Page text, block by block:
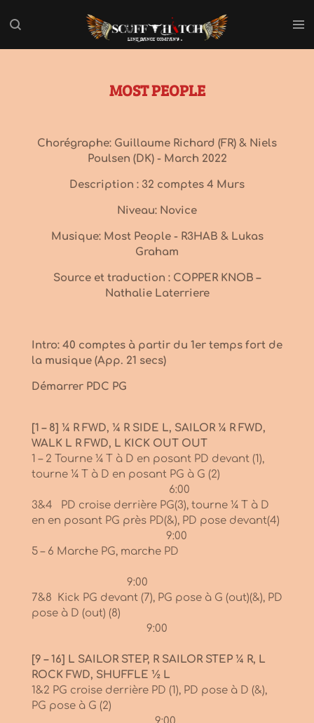
au
MOST PEOPLE
Chorégraphe: Guillaume Richard (FR) & Niels
Poulsen (DK) - March 2022
Description : 32 comptes 4 Murs
Niveau: Novice
Musique: Most People - R3HAB & Lukas
Graham
Source et traduction : COPPER KNOB –
Nathalie Laterriere
Intro: 40 comptes à partir du 1er temps fort de
la musique (App. 21 secs)
Démarrer PDC PG
[1 – 8] ¼ R FWD, ¼ R SIDE L, SAILOR ¼ R FWD,
WALK L R FWD, L KICK OUT OUT
1 – 2 Tourne ¼ T à D en posant PD devant (1),
tourne ¼ T à D en posant PG à G (2)
6:00
3&4 PD croise derrière PG(3), tourne ¼ T à D
en en posant PG près PD(&), PD pose devant(4)
9:00
5 – 6 Marche PG, marche PD
9:00
7&8 Kick PG devant (7), PG pose à G (out)(&), PD
pose à D (out) (8)
9:00
[9 – 16] L SAILOR STEP, R SAILOR STEP ¼ R, L
ROCK FWD, SHUFFLE ½ L
1&2 PG croise derrière PD (1), PD pose à D (&),
PG pose à G (2)